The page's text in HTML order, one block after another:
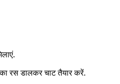
रस डालकर चाट तैयार करें.